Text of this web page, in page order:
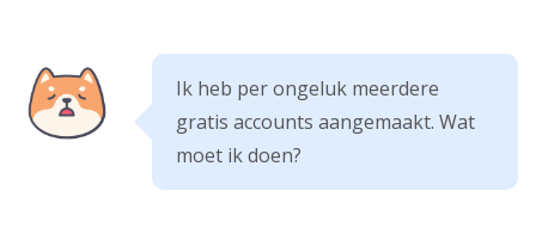
Ik heb per ongeluk meerdere
gratis accounts aangemaakt. Wat
moet ik doen?